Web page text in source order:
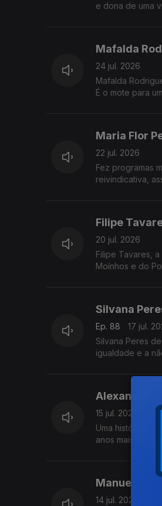
e dona de uma
Mafalda
24 jul. 2026
Mafalda Rodrigues de
É o mote para
Maria Flor
22 jul. 2026
Fez programas
Filipe
20 jul. 2026
Filipe Tavares,
Moínhos e do
Silvana
Ep. 88
17 jul.
Silvana Peres
igualdade e a
Alexandra
15 jul. 2026
Uma história de
anos mais
Manuel
14 jul. 2026